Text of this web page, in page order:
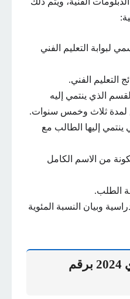
لبوابة التعليم الفني
التعليم الفني.
الذي ينتمي إليه
لمدة ثلاث وخمس سنوات.
ينتمي إليها الطالب مع
من الاسم الكامل
الطلب.
وبيان النسبة المئوية
نتيجة الدبلوم التجاري 2024 برقم